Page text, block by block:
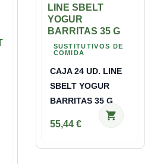
SUSTITUTIVOS DE
COMIDA
CAJA 24 UD. LINE
SBELT YOGUR
BARRITAS 35 G
55,44 €
shopping_cart